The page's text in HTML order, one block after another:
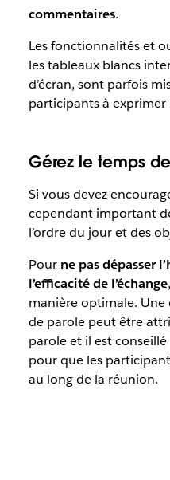
commentaires.
Les fonctionnalités et
les tableaux blancs
d’écran, sont parfois
participants à exprimer
Gérez le temps
Si vous devez
cependant important
l’ordre du jour et des
Pour ne pas dépasser
l’efficacité de l’échange
manière optimale.
de parole peut être
parole et il est
pour que les
au long de la réunion.